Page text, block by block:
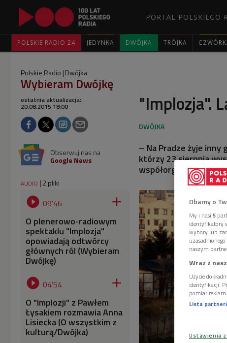
PORTAL POLSKIEGO
POLSKIE RADIO 24 JEDYNKA DWÓJKA TRÓJKA
Polskie Radio Dwójka
Wybieram Dwójkę
"Implozja".
ostatnia aktualizacja:
20.08.2015 18:00
Obserwuj nas na
Google News
– Na Pradze żyje
którzy 23 sierpnia
współorganizowanym
AUDIO 2 pliki
 09'46 
O plenerowo-radiowym
spektaklu "Implozja"
opowiadają odtwórcy
głównych ról (Wybieram
Dwójkę)
 04'54 
O "Implozji" z Pawłem
Łysakiem rozmawia Anna
Lisiecka (O wszystkim z
kulturą/Dwójka)
Dbamy o
My i nasi 5
identyfikatory
wybory lub
naszym
Wraz z
Użycie
identyfikacji.
pomiar reklam
Lista
Ustawienia